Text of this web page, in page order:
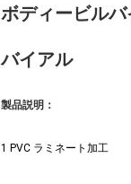
ボディービル
バイアル
製品説明：
1 PVC ラミネート加工